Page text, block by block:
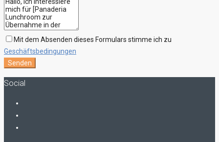
Mit dem Absenden dieses Formulars stimme ich zu
Geschäftsbedingungen
Senden
Social